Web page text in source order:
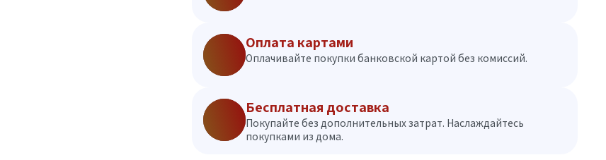
Оплата картами
Оплачивайте покупки банковской картой без комиссий.
Бесплатная доставка
Покупайте без дополнительных затрат. Наслаждайтесь
покупками из дома.